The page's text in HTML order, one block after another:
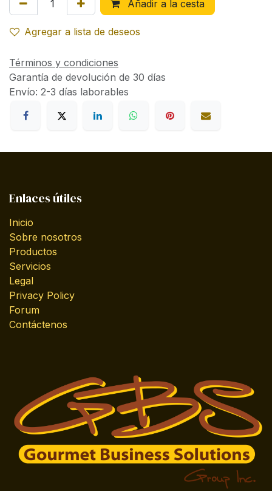
Añadir a la cesta
Agregar a lista de deseos
Términos y condiciones
Garantía de devolución de 30 días
Envío: 2-3 días laborables
Enlaces útiles
Inicio
Sobre nosotros
Productos
Servicios
Legal
Privacy Policy
Forum
Contáctenos